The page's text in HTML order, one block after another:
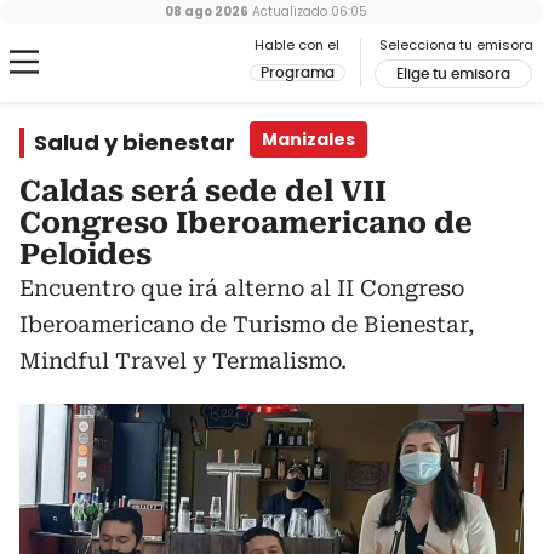
Hable con el
Programa
Selecciona tu emisora
Elige tu emisora
08 ago 2026 Actualizado 06:05
Salud y bienestar Manizales
Caldas será sede del VII
Congreso Iberoamericano de
Peloides
Encuentro que irá alterno al II Congreso
Iberoamericano de Turismo de Bienestar,
Mindful Travel y Termalismo.